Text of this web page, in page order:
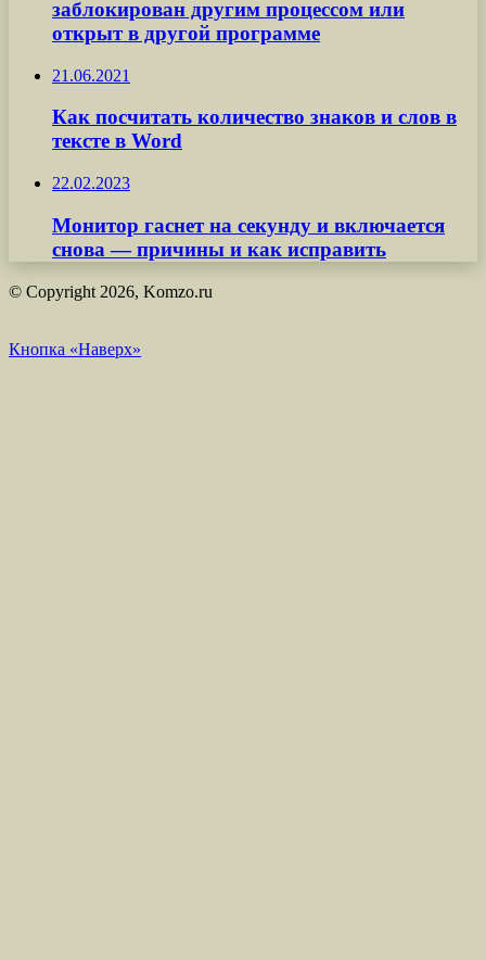
заблокирован другим процессом или
открыт в другой программе
21.06.2021
Как посчитать количество знаков и слов в
тексте в Word
22.02.2023
Монитор гаснет на секунду и включается
снова — причины и как исправить
© Copyright 2026, Komzo.ru
Кнопка «Наверх»